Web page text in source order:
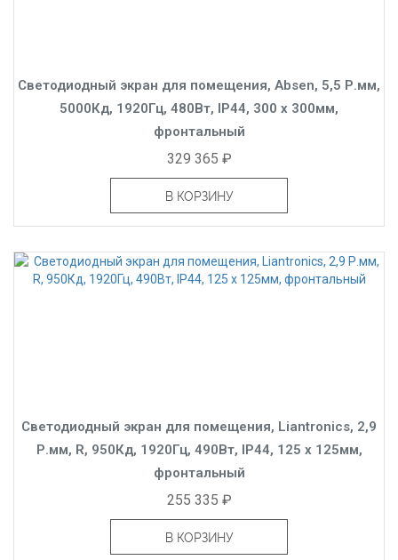
Светодиодный экран для помещения, Absen, 5,5 Р.мм,
5000Кд, 1920Гц, 480Вт, IP44, 300 x 300мм,
фронтальный
329 365 ₽
В КОРЗИНУ
Светодиодный экран для помещения, Liantronics, 2,9
Р.мм, R, 950Кд, 1920Гц, 490Вт, IP44, 125 x 125мм,
фронтальный
255 335 ₽
В КОРЗИНУ